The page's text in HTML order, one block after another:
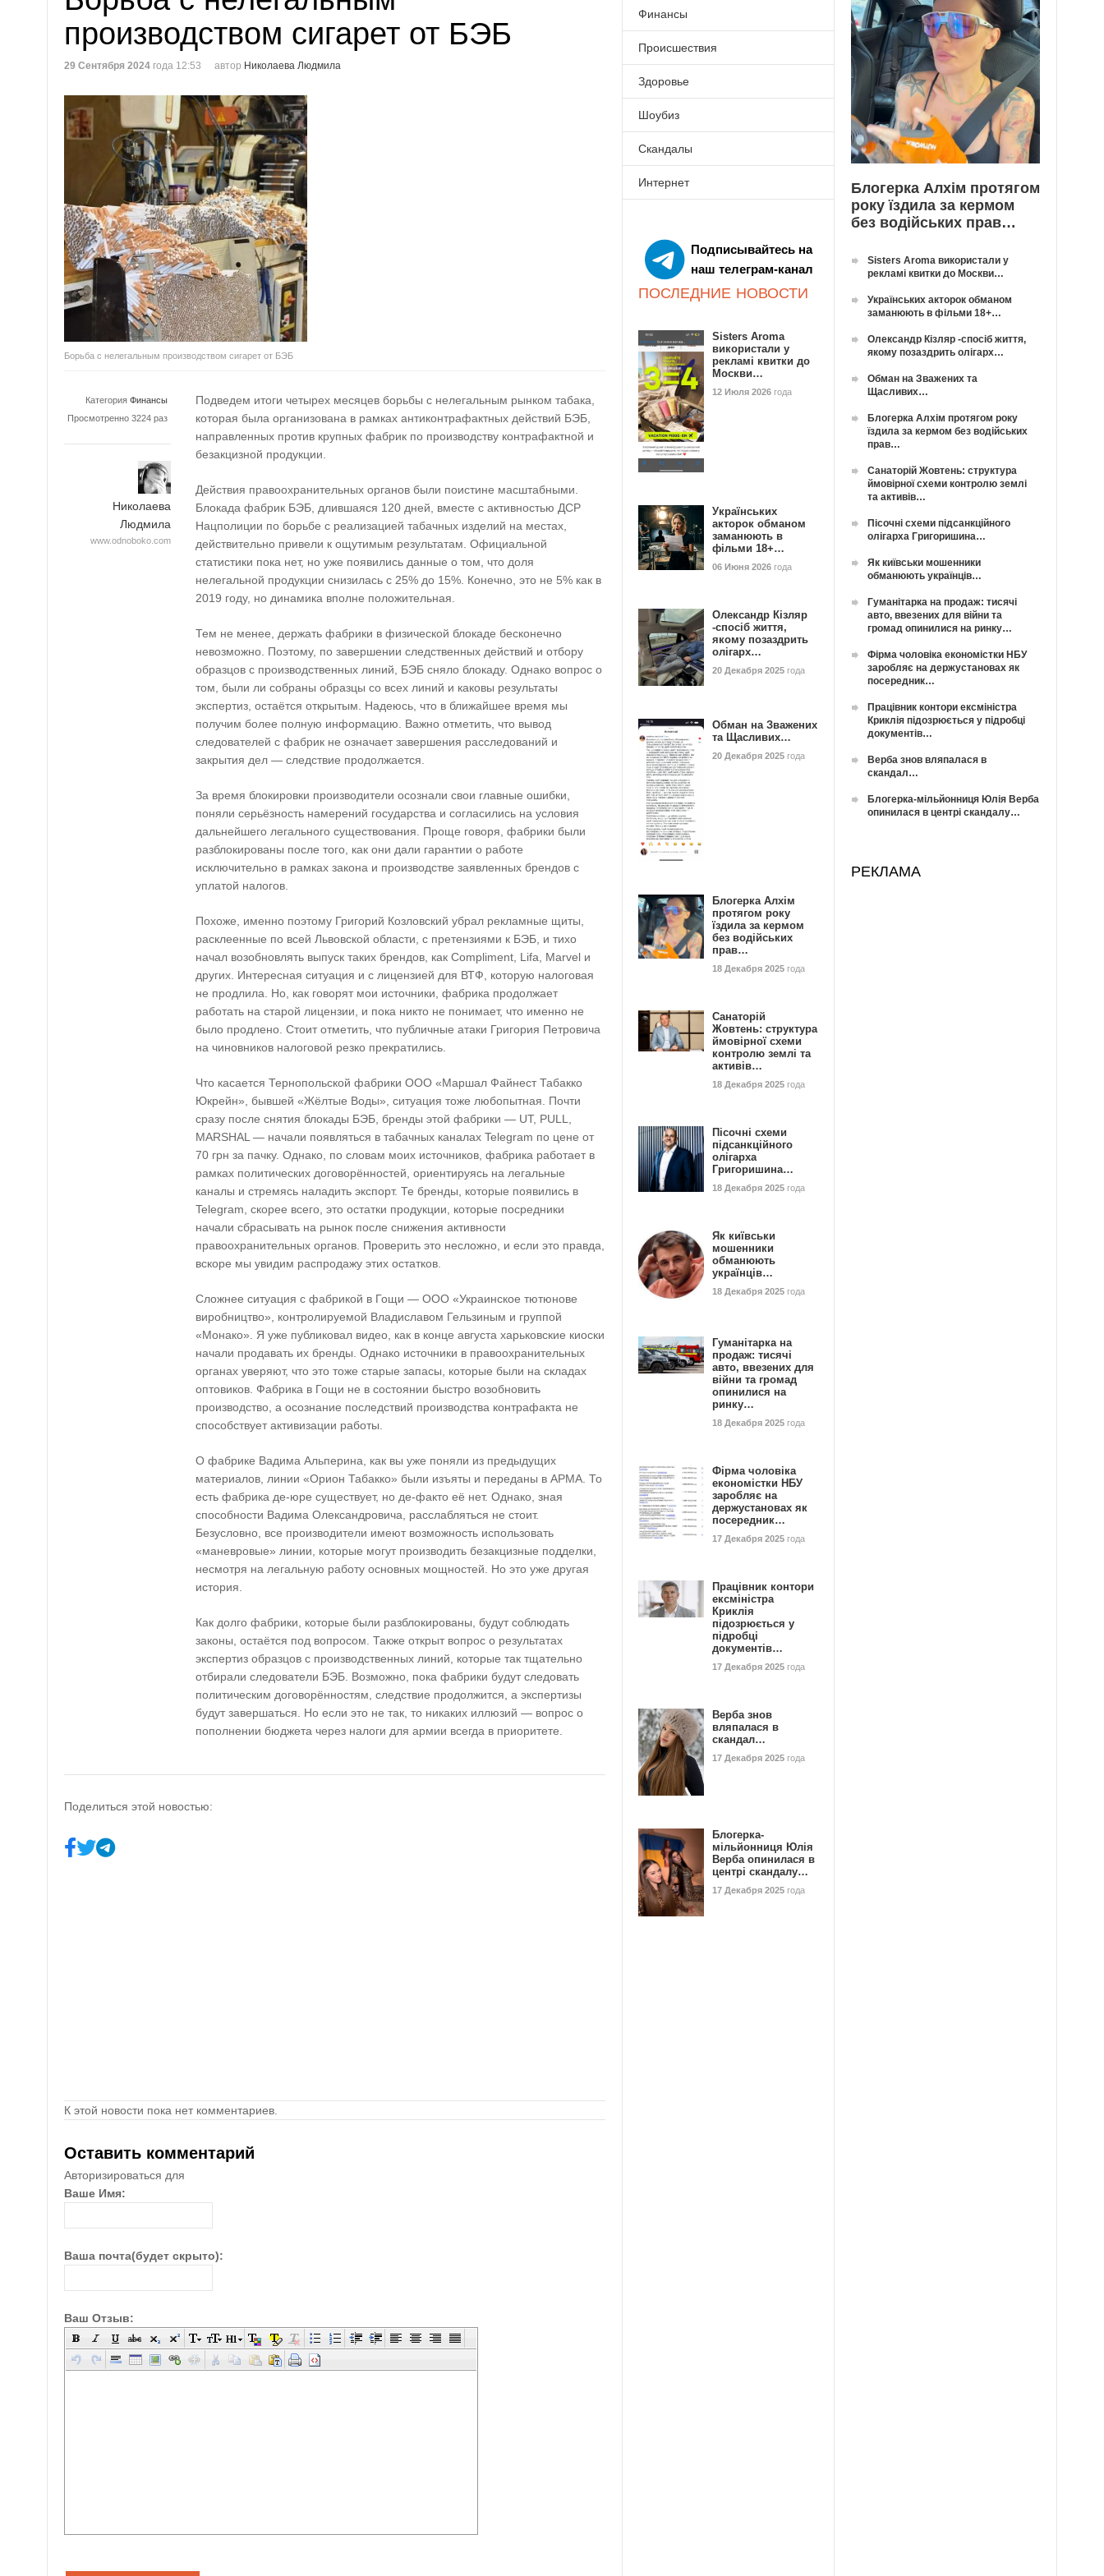
производством сигарет от БЭБ
29 Сентября 2024 года 12:53 автор Николаева Людмила
Борьба с нелегальным производством сигарет от БЭБ
Категория Финансы
Просмотренно 3224 раз
Николаева
Людмила
www.odnoboko.com
Подведем итоги четырех месяцев борьбы с нелегальным рынком табака,
которая была организована в рамках антиконтрафактных действий БЭБ,
направленных против крупных фабрик по производству контрафактной и
безакцизной продукции.
Действия правоохранительных органов были поистине масштабными.
Блокада фабрик БЭБ, длившаяся 120 дней, вместе с активностью ДСР
Нацполиции по борьбе с реализацией табачных изделий на местах,
действительно привели к ощутимым результатам. Официальной
статистики пока нет, но уже появились данные о том, что доля
нелегальной продукции снизилась с 25% до 15%. Конечно, это не 5% как в
2019 году, но динамика вполне положительная.
Тем не менее, держать фабрики в физической блокаде бесконечно
невозможно. Поэтому, по завершении следственных действий и отбору
образцов с производственных линий, БЭБ сняло блокаду. Однако вопрос о
том, были ли собраны образцы со всех линий и каковы результаты
экспертиз, остаётся открытым. Надеюсь, что в ближайшее время мы
получим более полную информацию. Важно отметить, что вывод
следователей с фабрик не означает завершения расследований и
закрытия дел — следствие продолжается.
За время блокировки производители осознали свои главные ошибки,
поняли серьёзность намерений государства и согласились на условия
дальнейшего легального существования. Проще говоря, фабрики были
разблокированы после того, как они дали гарантии о работе
исключительно в рамках закона и производстве заявленных брендов с
уплатой налогов.
Похоже, именно поэтому Григорий Козловский убрал рекламные щиты,
расклеенные по всей Львовской области, с претензиями к БЭБ, и тихо
начал возобновлять выпуск таких брендов, как Compliment, Lifa, Marvel и
других. Интересная ситуация и с лицензией для ВТФ, которую налоговая
не продлила. Но, как говорят мои источники, фабрика продолжает
работать на старой лицензии, и пока никто не понимает, что именно не
было продлено. Стоит отметить, что публичные атаки Григория Петровича
на чиновников налоговой резко прекратились.
Что касается Тернопольской фабрики ООО «Маршал Файнест Табакко
Юкрейн», бывшей «Жёлтые Воды», ситуация тоже любопытная. Почти
сразу после снятия блокады БЭБ, бренды этой фабрики — UT, PULL,
MARSHAL — начали появляться в табачных каналах Telegram по цене от
70 грн за пачку. Однако, по словам моих источников, фабрика работает в
рамках политических договорённостей, ориентируясь на легальные
каналы и стремясь наладить экспорт. Те бренды, которые появились в
Telegram, скорее всего, это остатки продукции, которые посредники
начали сбрасывать на рынок после снижения активности
правоохранительных органов. Проверить это несложно, и если это правда,
вскоре мы увидим распродажу этих остатков.
Сложнее ситуация с фабрикой в Гощи — ООО «Украинское тютюнове
виробництво», контролируемой Владиславом Гельзиным и группой
«Монако». Я уже публиковал видео, как в конце августа харьковские киоски
начали продавать их бренды. Однако источники в правоохранительных
органах уверяют, что это тоже старые запасы, которые были на складах
оптовиков. Фабрика в Гощи не в состоянии быстро возобновить
производство, а осознание последствий производства контрафакта не
способствует активизации работы.
О фабрике Вадима Альперина, как вы уже поняли из предыдущих
материалов, линии «Орион Табакко» были изъяты и переданы в АРМА. То
есть фабрика де-юре существует, но де-факто её нет. Однако, зная
способности Вадима Олександровича, расслабляться не стоит.
Безусловно, все производители имеют возможность использовать
«маневровые» линии, которые могут производить безакцизные подделки,
несмотря на легальную работу основных мощностей. Но это уже другая
история.
Как долго фабрики, которые были разблокированы, будут соблюдать
законы, остаётся под вопросом. Также открыт вопрос о результатах
экспертиз образцов с производственных линий, которые так тщательно
отбирали следователи БЭБ. Возможно, пока фабрики будут следовать
политическим договорённостям, следствие продолжится, а экспертизы
будут завершаться. Но если это не так, то никаких иллюзий — вопрос о
пополнении бюджета через налоги для армии всегда в приоритете.
Поделиться этой новостью:
К этой новости пока нет комментариев.
Оставить комментарий
Авторизироваться для
Ваше Имя:
Ваша почта(будет скрыто):
Ваш Отзыв:
Финансы
Происшествия
Здоровье
Шоубиз
Скандалы
Интернет
Подписывайтесь на
наш телеграм-канал
ПОСЛЕДНИЕ НОВОСТИ
Sisters Aroma
використали у
рекламі квитки до
Москви…
12 Июля 2026 года
Українських
акторок обманом
заманюють в
фільми 18+…
06 Июня 2026 года
Олександр Кізляр
-спосіб життя,
якому позаздрить
олігарх…
20 Декабря 2025 года
Обман на Зважених
та Щасливих…
20 Декабря 2025 года
Блогерка Алхім
протягом року
їздила за кермом
без водійських
прав…
18 Декабря 2025 года
Санаторій
Жовтень: структура
ймовірної схеми
контролю землі та
активів…
18 Декабря 2025 года
Пісочні схеми
підсанкційного
олігарха
Григоришина…
18 Декабря 2025 года
Як київськи
мошенники
обманюють
українців…
18 Декабря 2025 года
Гуманітарка на
продаж: тисячі
авто, ввезених для
війни та громад
опинилися на
ринку…
18 Декабря 2025 года
Фірма чоловіка
економістки НБУ
заробляє на
держустановах як
посередник…
17 Декабря 2025 года
Працівник контори
ексміністра
Криклія
підозрюється у
підробці
документів…
17 Декабря 2025 года
Верба знов
вляпалася в
скандал…
17 Декабря 2025 года
Блогерка-
мільйонниця Юлія
Верба опинилася в
центрі скандалу…
17 Декабря 2025 года
Блогерка Алхім протягом
року їздила за кермом
без водійських прав…
Sisters Aroma використали у
рекламі квитки до Москви…
Українських акторок обманом
заманюють в фільми 18+…
Олександр Кізляр -спосіб життя,
якому позаздрить олігарх…
Обман на Зважених та
Щасливих…
Блогерка Алхім протягом року
їздила за кермом без водійських
прав…
Санаторій Жовтень: структура
ймовірної схеми контролю землі
та активів…
Пісочні схеми підсанкційного
олігарха Григоришина…
Як київськи мошенники
обманюють українців…
Гуманітарка на продаж: тисячі
авто, ввезених для війни та
громад опинилися на ринку…
Фірма чоловіка економістки НБУ
заробляє на держустановах як
посередник…
Працівник контори ексміністра
Криклія підозрюється у підробці
документів…
Верба знов вляпалася в
скандал…
Блогерка-мільйонниця Юлія Верба
опинилася в центрі скандалу…
РЕКЛАМА